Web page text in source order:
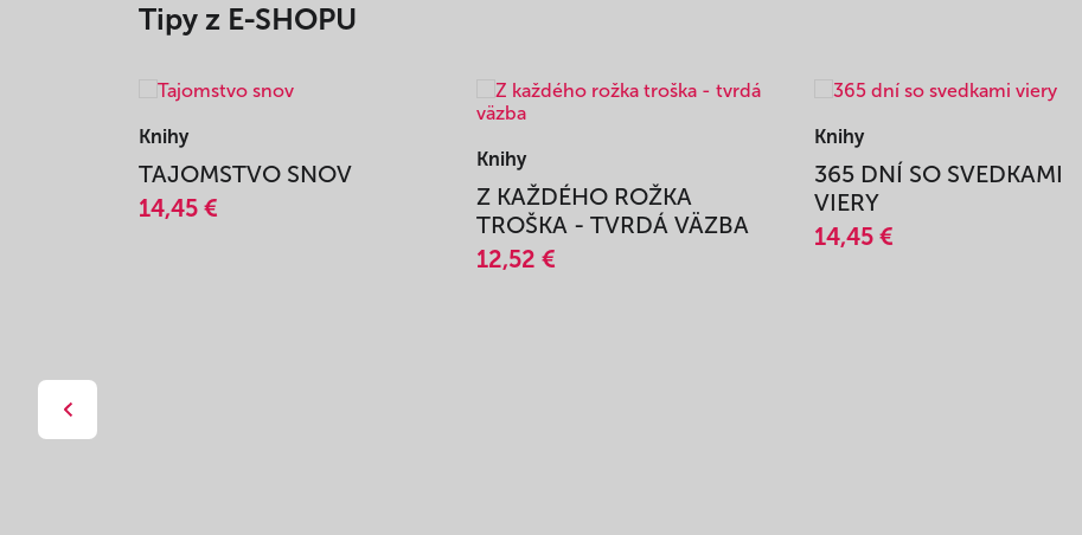
Tipy z E-SHOPU
Knihy
TAJOMSTVO SNOV
14,45 €
Knihy
Z KAŽDÉHO ROŽKA
TROŠKA - TVRDÁ VÄZBA
12,52 €
Knihy
365 DNÍ SO SVEDKAMI
VIERY
14,45 €